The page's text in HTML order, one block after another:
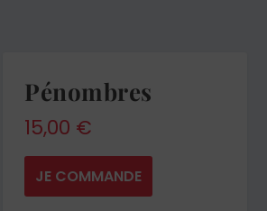
Pénombres
15,00 €
JE COMMANDE